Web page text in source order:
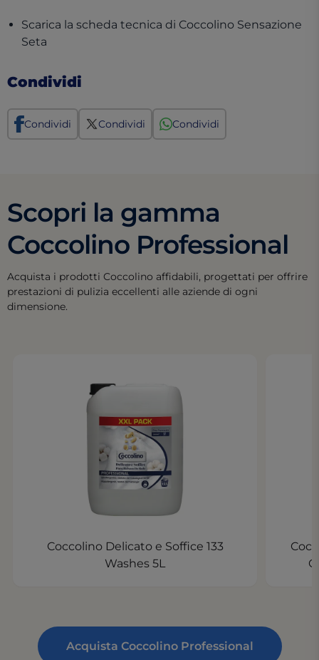
Scarica la scheda tecnica di Coccolino Sensazione
Seta
Condividi
Condividi Condividi Condividi
Scopri la gamma
Coccolino Professional
Acquista i prodotti Coccolino affidabili, progettati per offrire
prestazioni di pulizia eccellenti alle aziende di ogni
dimensione.
Coccolino Delicato e Soffice 133
Washes 5L
Acquista Coccolino Professional